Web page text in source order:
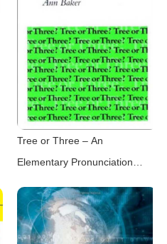
Tree or Three – An
Elementary Pronunciation
Baker）（Cambridge
University Press 1993）